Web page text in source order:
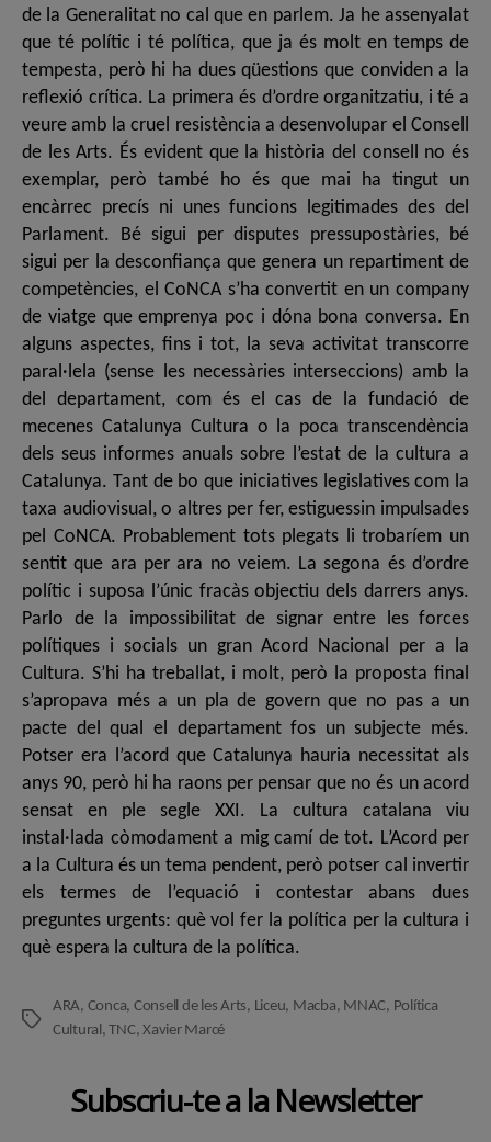
de la Generalitat no cal que en parlem. Ja he assenyalat
que té polític i té política, que ja és molt en temps de
tempesta, però hi ha dues qüestions que conviden a la
reflexió crítica. La primera és d’ordre organitzatiu, i té a
veure amb la cruel resistència a desenvolupar el Consell
de les Arts. És evident que la història del consell no és
exemplar, però també ho és que mai ha tingut un
encàrrec precís ni unes funcions legitimades des del
Parlament. Bé sigui per disputes pressupostàries, bé
sigui per la desconfiança que genera un repartiment de
competències, el CoNCA s’ha convertit en un company
de viatge que emprenya poc i dóna bona conversa. En
alguns aspectes, fins i tot, la seva activitat transcorre
paral·lela (sense les necessàries interseccions) amb la
del departament, com és el cas de la fundació de
mecenes Catalunya Cultura o la poca transcendència
dels seus informes anuals sobre l’estat de la cultura a
Catalunya. Tant de bo que iniciatives legislatives com la
taxa audiovisual, o altres per fer, estiguessin impulsades
pel CoNCA. Probablement tots plegats li trobaríem un
sentit que ara per ara no veiem. La segona és d’ordre
polític i suposa l’únic fracàs objectiu dels darrers anys.
Parlo de la impossibilitat de signar entre les forces
polítiques i socials un gran Acord Nacional per a la
Cultura. S’hi ha treballat, i molt, però la proposta final
s’apropava més a un pla de govern que no pas a un
pacte del qual el departament fos un subjecte més.
Potser era l’acord que Catalunya hauria necessitat als
anys 90, però hi ha raons per pensar que no és un acord
sensat en ple segle XXI. La cultura catalana viu
instal·lada còmodament a mig camí de tot. L’Acord per
a la Cultura és un tema pendent, però potser cal invertir
els termes de l’equació i contestar abans dues
preguntes urgents: què vol fer la política per la cultura i
què espera la cultura de la política.
Etiquetes
ARA, Conca, Consell de les Arts, Liceu, Macba, MNAC, Política
Cultural ,TNC,Xavier Marcé
Subscriu-te a la Newsletter